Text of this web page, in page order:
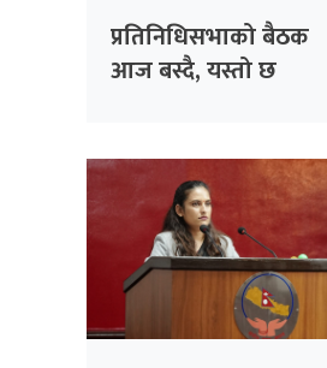
प्रतिनिधिसभाको बैठक
आज बस्दै, यस्तो छ